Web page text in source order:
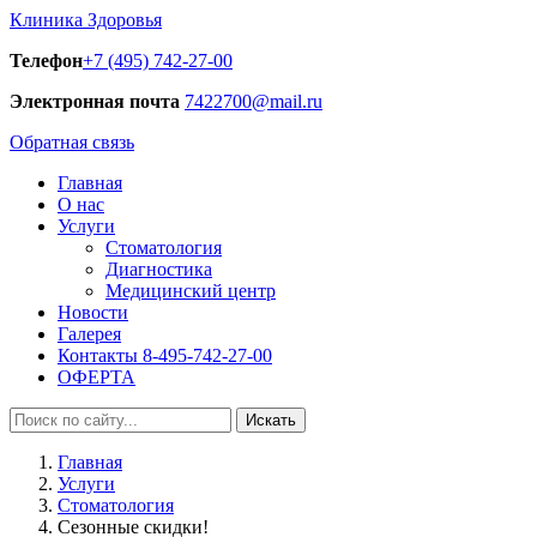
Клиника Здоровья
Телефон+7 (495) 742-27-00
Электронная почта 7422700@mail.ru
Обратная связь
Главная
О нас
Услуги
Стоматология
Диагностика
Медицинский центр
Новости
Галерея
Контакты 8-495-742-27-00
ОФЕРТА
Искать
Главная
Услуги
Стоматология
Сезонные скидки!